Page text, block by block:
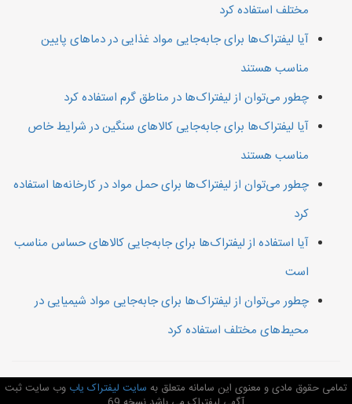
مختلف استفاده کرد
آیا لیفتراک‌ها برای جابه‌جایی مواد غذایی در دماهای پایین
مناسب هستند
چطور می‌توان از لیفتراک‌ها در مناطق گرم استفاده کرد
آیا لیفتراک‌ها برای جابه‌جایی کالاهای سنگین در شرایط خاص
مناسب هستند
چطور می‌توان از لیفتراک‌ها برای حمل مواد در کارخانه‌ها استفاده
کرد
آیا استفاده از لیفتراک‌ها برای جابه‌جایی کالاهای حساس مناسب
است
چطور می‌توان از لیفتراک‌ها برای جابه‌جایی مواد شیمیایی در
محیط‌های مختلف استفاده کرد
تمامی حقوق مادی و معنوی این سامانه متعلق به سایت لیفتراک یاب وب سایت ثبت